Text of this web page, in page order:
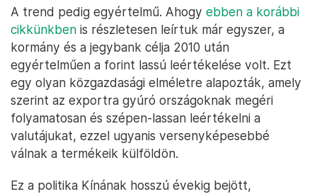
A trend pedig egyértelmű. Ahogy ebben a korábbi
cikkünkben is részletesen leírtuk már egyszer, a
kormány és a jegybank célja 2010 után
egyértelműen a forint lassú leértékelése volt. Ezt
egy olyan közgazdasági elméletre alapozták, amely
szerint az exportra gyúró országoknak megéri
folyamatosan és szépen-lassan leértékelni a
valutájukat, ezzel ugyanis versenyképesebbé
válnak a termékeik külföldön.
Ez a politika Kínának hosszú évekig bejött,